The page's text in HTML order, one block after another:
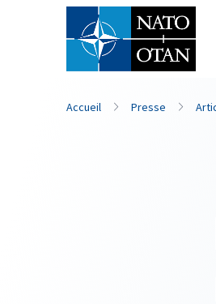
Nom de famille*
Accueil Presse